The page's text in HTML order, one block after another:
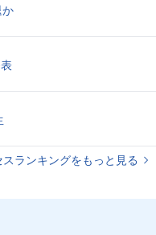
ランキングをもっと見る